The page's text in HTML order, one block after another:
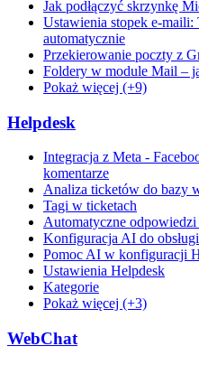
Jak podłączyć skrzynkę
Ustawienia stopek e-
automatycznie
Przekierowanie poczty z
Foldery w module Mail –
Pokaż więcej (+9)
Helpdesk
Integracja z Meta -
komentarze
Analiza ticketów do bazy
Tagi w ticketach
Automatyczne
Konfiguracja AI do
Pomoc AI w konfiguracji
Ustawienia Helpdesk
Kategorie
Pokaż więcej (+3)
WebChat